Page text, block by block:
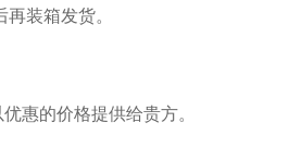
装箱发货。
惠的价格提供给贵方。